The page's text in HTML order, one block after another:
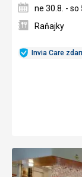
Invia Care
ne 30.8. - so
Raňajky